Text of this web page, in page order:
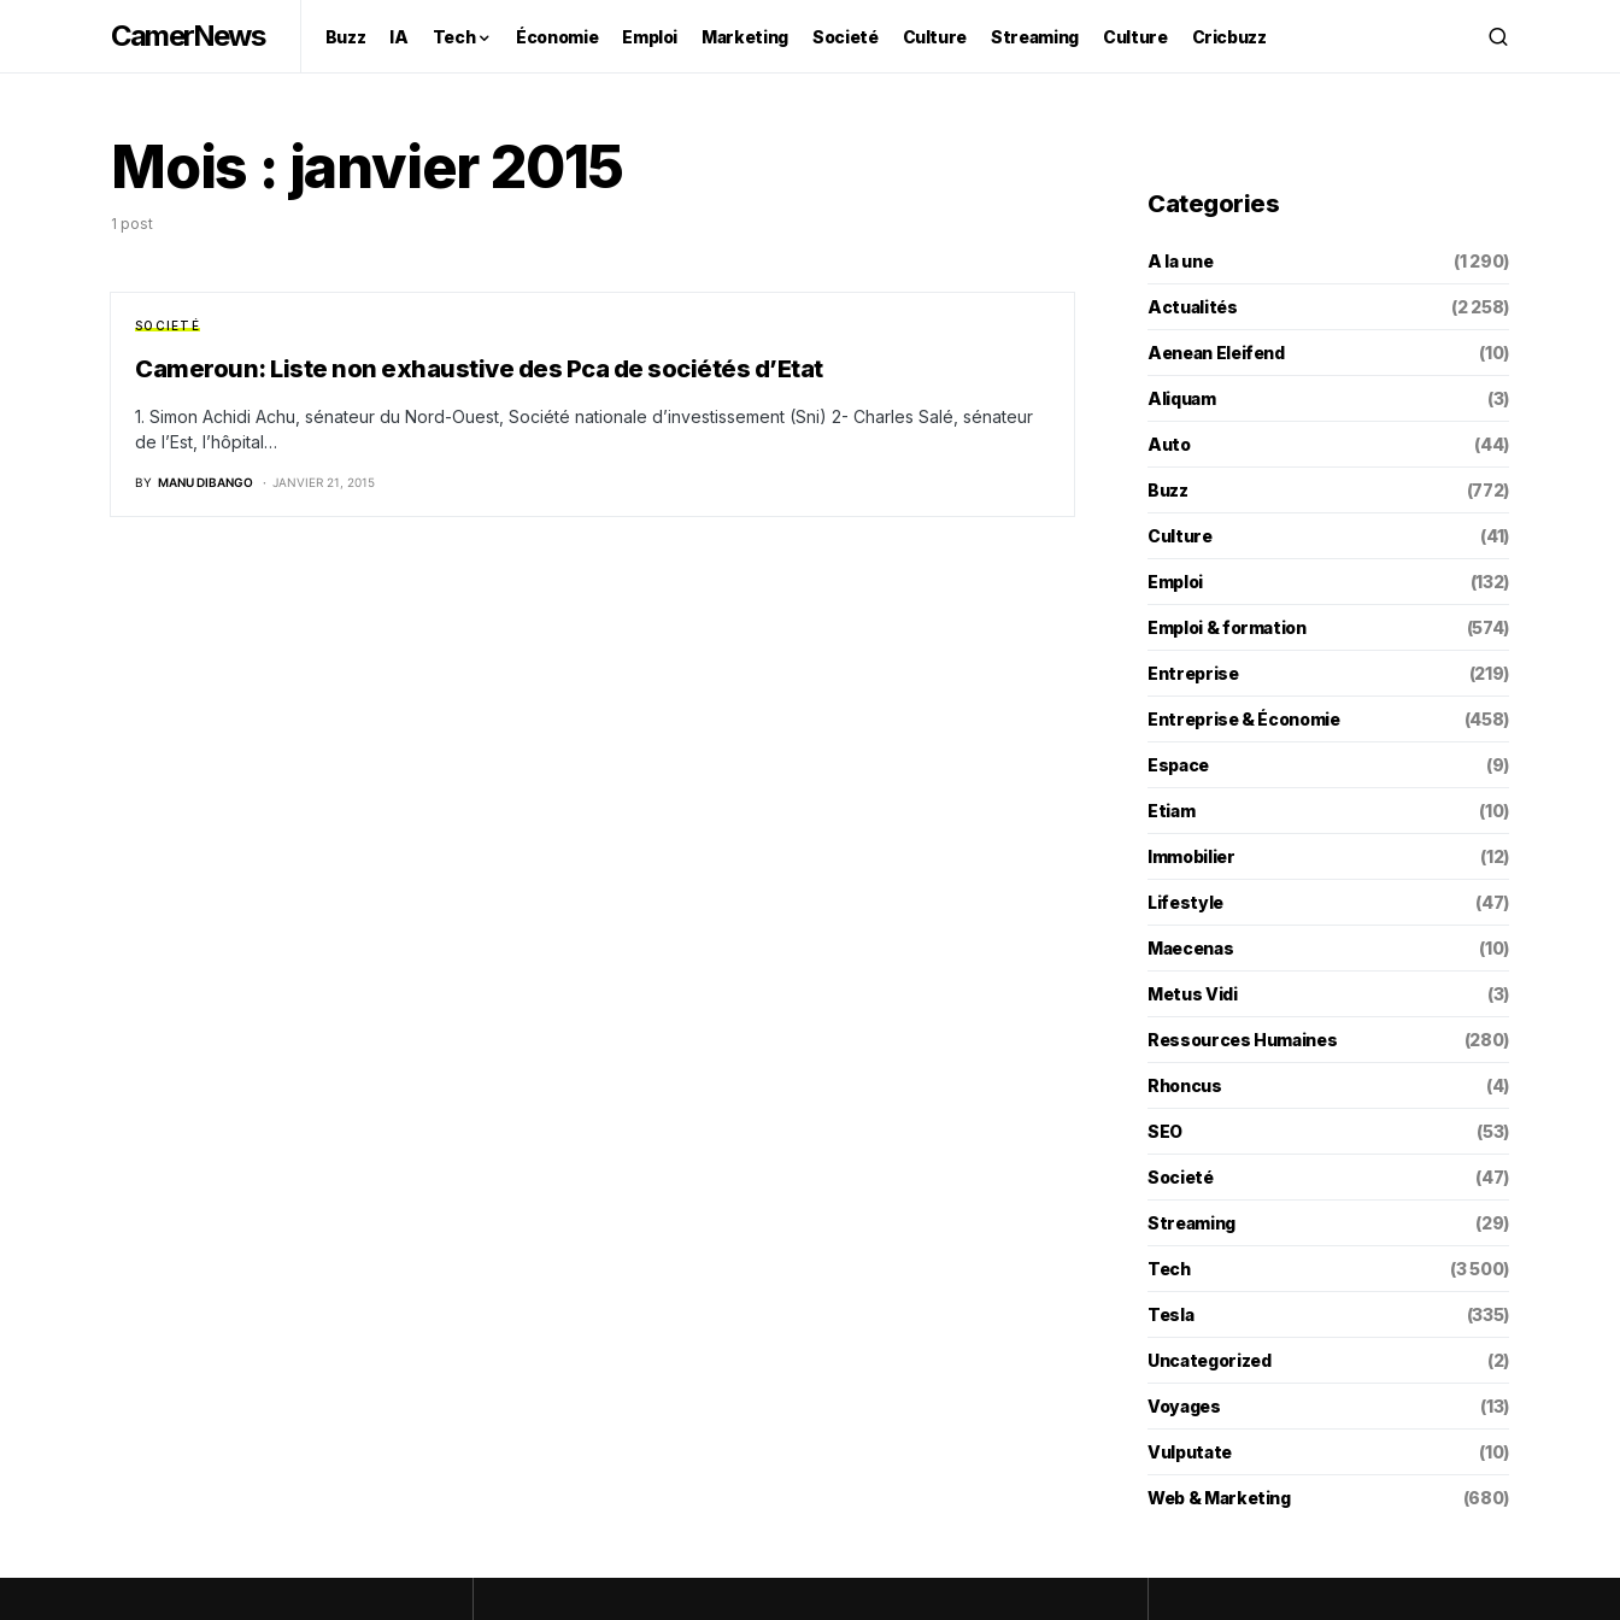
CamerNews Buzz IA Tech Économie Emploi Marketing Societé Culture Streaming Culture Cricbuzz
Mois : janvier 2015
1 post
SOCIETÉ
Cameroun: Liste non exhaustive des Pca de sociétés d’Etat
1. Simon Achidi Achu, sénateur du Nord-Ouest, Société nationale d’investissement (Sni) 2- Charles Salé, sénateur
de l’Est, l’hôpital…
BY MANU DIBANGO JANVIER 21, 2015
Categories
A la une (1 290)
Actualités (2 258)
Aenean Eleifend (10)
Aliquam (3)
Auto (44)
Buzz (772)
Culture (41)
Emploi (132)
Emploi & formation (574)
Entreprise (219)
Entreprise & Économie (458)
Espace (9)
Etiam (10)
Immobilier (12)
Lifestyle (47)
Maecenas (10)
Metus Vidi (3)
Ressources Humaines (280)
Rhoncus (4)
SEO (53)
Societé (47)
Streaming (29)
Tech (3 500)
Tesla (335)
Uncategorized (2)
Voyages (13)
Vulputate (10)
Web & Marketing (680)